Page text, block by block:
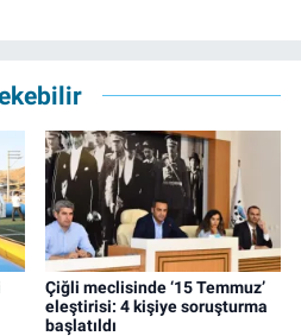
Çiğli meclisinde ‘15 Temmuz’
eleştirisi: 4 kişiye soruşturma
başlatıldı